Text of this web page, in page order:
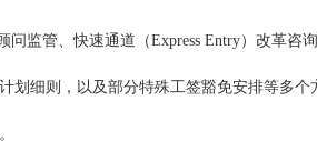
管、快速通道（Express Entry）改革咨询
划细则，以及部分特殊工签豁免安排等多个